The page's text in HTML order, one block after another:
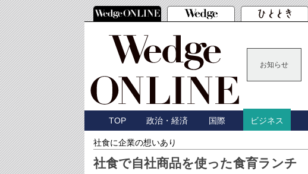
お知らせ
TOP 政治・経済 国際 ビジネス
社食に企業の想いあり
社食で自社商品を使った食育ランチ